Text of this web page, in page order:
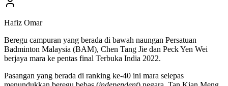
Hafiz Omar
Beregu campuran yang berada di bawah naungan Persatuan
Badminton Malaysia (BAM), Chen Tang Jie dan Peck Yen Wei
berjaya mara ke pentas final Terbuka India 2022.
Pasangan yang berada di ranking ke-40 ini mara selepas